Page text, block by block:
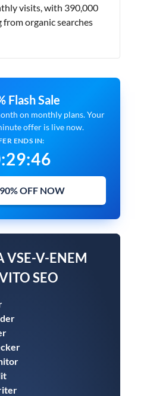
visits, with 390,000
organic searches
Flash Sale
on monthly plans. Your
offer is live now.
ENDS IN:
:29:45
OFF NOW
VSE-V-ENEM
SEO